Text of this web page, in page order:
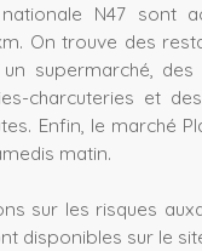
N47 sont
On trouve des
supermarché, des
charcuteries et
Enfin, le marché
matin.
sur les risques
disponibles sur le